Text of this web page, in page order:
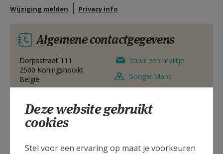
HULP
MIJN PAROCHIE
AANMELDEN OF REGISTREREN
Wijziging melden Privacy info
Algemene contactgegevens
Dorpsstraat 111
2500 Koningshooikt
België
Stuur een mailtje
Google Maps
Dorpsstraat 111, 2500 Koningshooikt
Deze website gebruikt
cookies
Stel voor een ervaring op maat je voorkeuren